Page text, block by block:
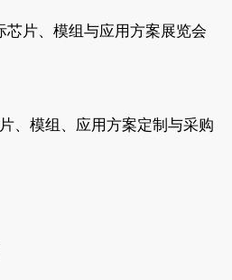
芯片、模组与应用方案展览会
、模组、应用方案定制与采购